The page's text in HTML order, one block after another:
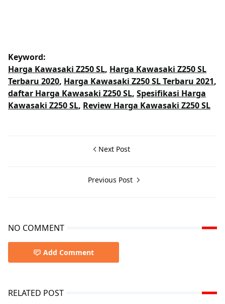
Keyword:
Harga Kawasaki Z250 SL, Harga Kawasaki Z250 SL
Terbaru 2020, Harga Kawasaki Z250 SL Terbaru 2021,
daftar Harga Kawasaki Z250 SL, Spesifikasi Harga
Kawasaki Z250 SL, Review Harga Kawasaki Z250 SL
Next Post
Previous Post
NO COMMENT
Add Comment
RELATED POST